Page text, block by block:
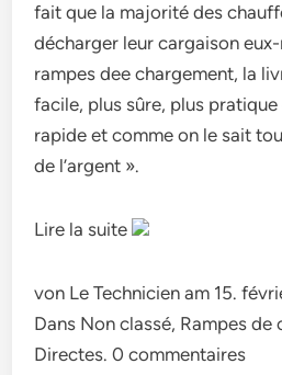
fait que la majorité des
décharger leur cargaison
rampes dee chargement, la
facile, plus sûre, plus
rapide et comme on le sait
de l’argent ».
Lire la suite
von Le Technicien am 15.
Dans Non classé, Rampes de
Directes. 0 commentaires